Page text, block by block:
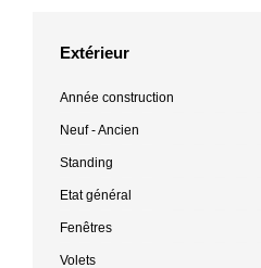
Extérieur
Année construction
Neuf - Ancien
Standing
Etat général
Fenêtres
Volets